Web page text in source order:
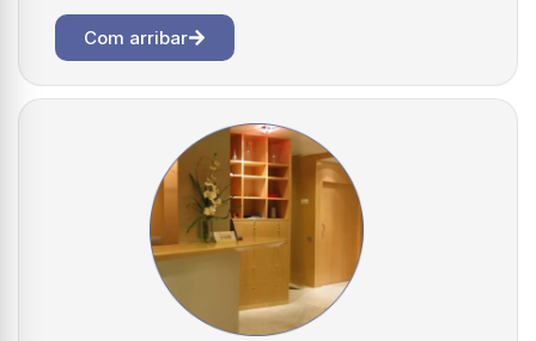
Com arribar